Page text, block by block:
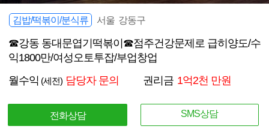
김밥/떡볶이/분식류 서울 강동구
☎강동 동대문엽기떡볶이☎점주건강문제로 급히양도/수
익1800만/여성오토투잡/부업창업
월수익 (세전) 담당자 문의 권리금 1억2천 만원
전화상담 SMS상담